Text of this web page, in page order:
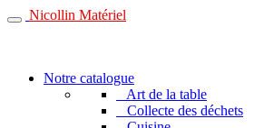
Nicollin Matériel
Notre catalogue
Art de la table
Collecte des déchets